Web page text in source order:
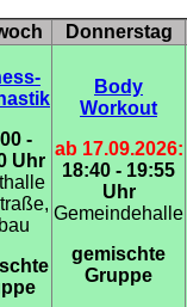
Donnerstag
-
Uhr
Body
Workout
ab 17.09.2026:
18:40 - 19:55
Uhr
Gemeindehalle
gemischte
Gruppe